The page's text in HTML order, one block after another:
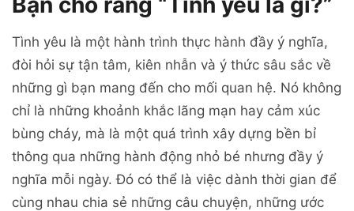
Tình yêu là một hành trình thực hành đầy ý nghĩa,
đòi hỏi sự tận tâm, kiên nhẫn và ý thức sâu sắc về
những gì bạn mang đến cho mối quan hệ. Nó không
chỉ là những khoảnh khắc lãng mạn hay cảm xúc
bùng cháy, mà là một quá trình xây dựng bền bỉ
thông qua những hành động nhỏ bé nhưng đầy ý
nghĩa mỗi ngày. Đó có thể là việc dành thời gian để
cùng nhau chia sẻ những câu chuyện, những ước